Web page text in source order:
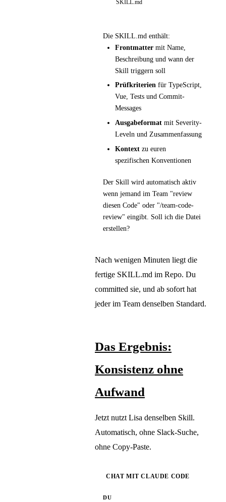
Die SKILL.md enthält:
Frontmatter mit Name,
Beschreibung und wann der
Skill triggern soll
Prüfkriterien für TypeScript,
Vue, Tests und Commit-
Messages
Ausgabeformat mit Severity-
Leveln und Zusammenfassung
Kontext zu euren
spezifischen Konventionen
Der Skill wird automatisch aktiv
wenn jemand im Team "review
diesen Code" oder "/team-code-
review" eingibt. Soll ich die Datei
erstellen?
Nach wenigen Minuten liegt die
fertige SKILL.md im Repo. Du
committed sie, und ab sofort hat
jeder im Team denselben Standard.
Das Ergebnis:
Konsistenz ohne
Aufwand
Jetzt nutzt Lisa denselben Skill.
Automatisch, ohne Slack-Suche,
ohne Copy-Paste.
CHAT MIT CLAUDE CODE
DU